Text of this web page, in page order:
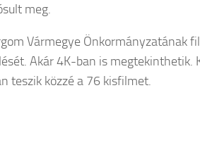
meg.
Vármegye Önkormányzatának
Akár 4K-ban is megtekinthetik.
teszik közzé a 76 kisfilmet.